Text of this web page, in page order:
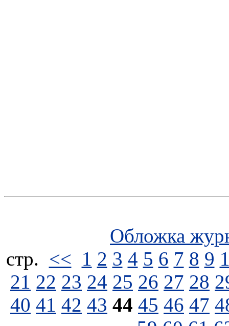
Обложка
стp. << 1 2 3 4 5 6 7 8 9
21 22 23 24 25 26 27 28
40 41 42 43 44 45 46 47